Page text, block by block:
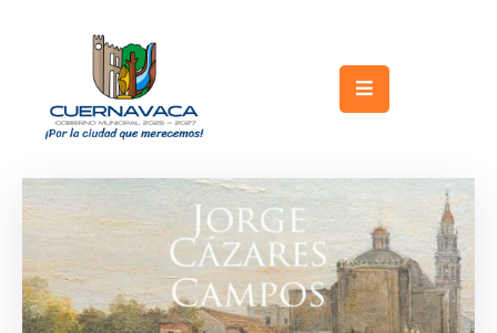
Gobierno
y
Servicios